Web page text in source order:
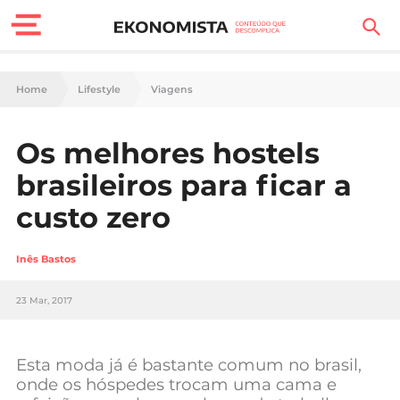
Finanças Pessoais
Carreira
Casa
Lifestyle
Sociedade
Negócios
Home Lifestyle Viagens
Os melhores hostels
brasileiros para ficar a
custo zero
Inês Bastos
23 Mar, 2017
Esta moda já é bastante comum no brasil,
onde os hóspedes trocam uma cama e